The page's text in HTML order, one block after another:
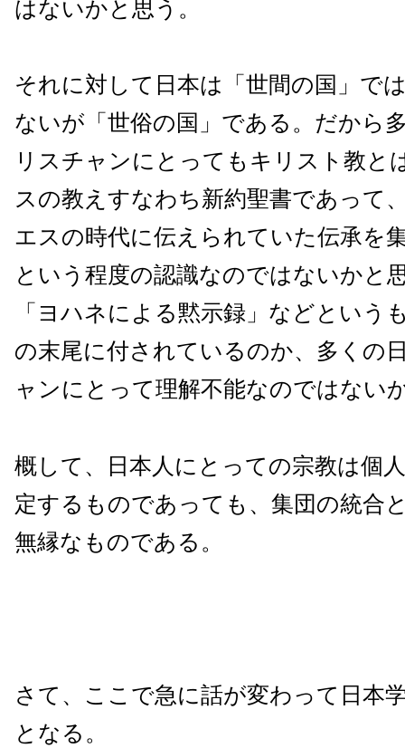
はないかと思う。
それに対して日本は「世間の国」で
ないが「世俗の国」である。だから
リスチャンにとってもキリスト教と
スの教えすなわち新約聖書であって
エスの時代に伝えられていた伝承を
という程度の認識なのではないかと
「ヨハネによる黙示録」などという
の末尾に付されているのか、多くの
ャンにとって理解不能なのではない
概して、日本人にとっての宗教は個
定するものであっても、集団の統合
無縁なものである。
さて、ここで急に話が変わって日本
となる。